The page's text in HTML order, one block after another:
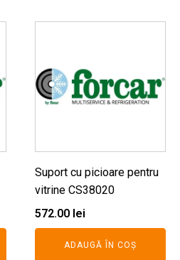
Suport cu picioare pentru
vitrine CS38020
572.00 lei
ADAUGĂ ÎN COȘ